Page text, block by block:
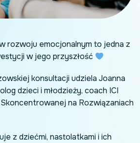
rozwoju emocjonalnym to jedna z
w jego przyszłość
konsultacji udziela Joanna
dzieci i młodzieży, coach ICI
na Rozwiązaniach
z dziećmi, nastolatkami i ich